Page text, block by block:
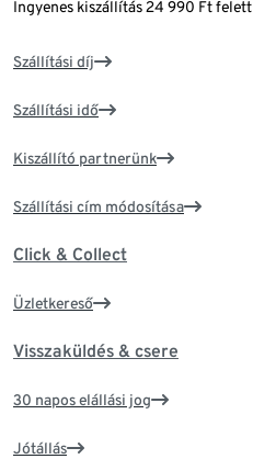
Ingyenes kiszállítás 24 990 Ft felett
Szállítási díj
Szállítási idő
Kiszállító partnerünk
Szállítási cím módosítása
Click & Collect
Üzletkereső
Visszaküldés & csere
30 napos elállási jog
Jótállás